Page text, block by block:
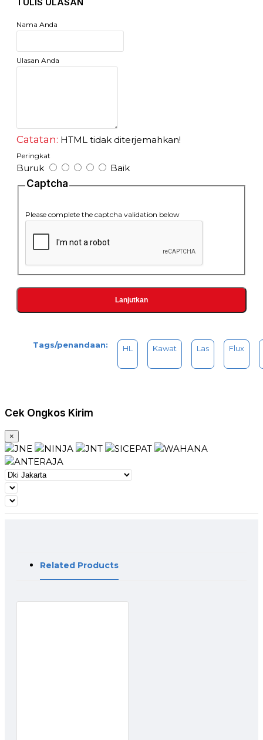
co2 sehingga lebih mudah dalam pengerjaan pengelasan.
Nama Anda
Ulasan Anda
Catatan: HTML tidak diterjemahkan!
Peringkat
Buruk Baik
Captcha
Please complete the captcha validation below
Lanjutkan
Tags/penandaan: HL Kawat Las Flux
Cek Ongkos Kirim
×
Related Products